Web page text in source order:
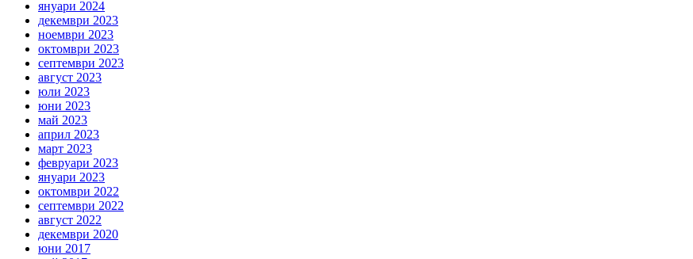
януари 2024
декември 2023
ноември 2023
октомври 2023
септември 2023
август 2023
юли 2023
юни 2023
май 2023
април 2023
март 2023
февруари 2023
януари 2023
октомври 2022
септември 2022
август 2022
декември 2020
юни 2017